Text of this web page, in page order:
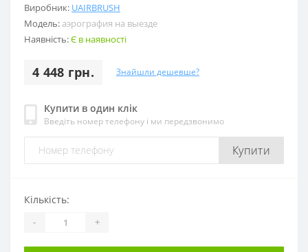
Виробник: UAIRBRUSH
Модель: аэрография на выезде
Наявність:Є в наявності
4 448 грн. Знайшли дешевше?
Купити в один клік
Введіть номер телефону і ми передзвонимо
Купити
Кількість:
- +